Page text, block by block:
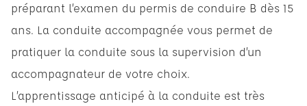
préparant l’examen du permis de conduire B dès 15
ans. La conduite accompagnée vous permet de
pratiquer la conduite sous la supervision d’un
accompagnateur de votre choix.
L’apprentissage anticipé à la conduite est très